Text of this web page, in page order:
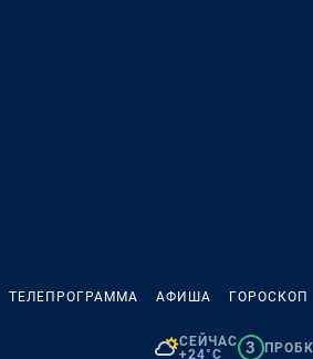
ТЕЛЕПРОГРАММА АФИША ГОРОСКОП
СЕЙЧАС
+24°C
3